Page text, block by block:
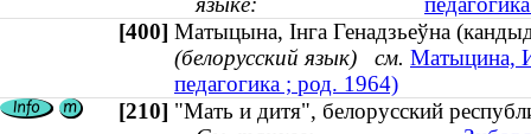
[400] Матыцына, Інга Генадзьеўна
(белорусский язык)
см. Матыцина,
педагогика ; род. 1964)
[210] "Мать и дитя", белорусский